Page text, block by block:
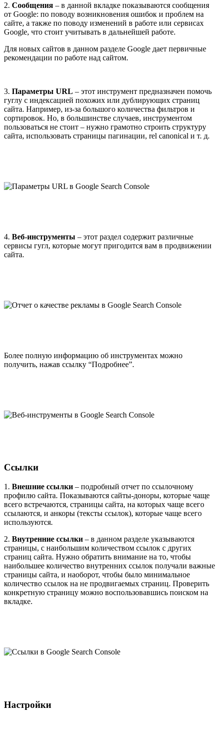
2. Сообщения – в данной вкладке показываются сообщения
от Google: по поводу возникновения ошибок и проблем на
сайте, а также по поводу изменений в работе или сервисах
Google, что стоит учитывать в дальнейшей работе.
Для новых сайтов в данном разделе Google дает первичные
рекомендации по работе над сайтом.
3. Параметры URL – этот инструмент предназначен помочь
гуглу с индексацией похожих или дублирующих страниц
сайта. Например, из-за большого количества фильтров и
сортировок. Но, в большинстве случаев, инструментом
пользоваться не стоит – нужно грамотно строить структуру
сайта, использовать страницы пагинации, rel canonical и т. д.
4. Веб-инструменты – этот раздел содержит различные
сервисы гугл, которые могут пригодится вам в продвижении
сайта.
Более полную информацию об инструментах можно
получить, нажав ссылку “Подробнее”.
Ссылки
1. Внешние ссылки – подробный отчет по ссылочному
профилю сайта. Показываются сайты-доноры, которые чаще
всего встречаются, страницы сайта, на которых чаще всего
ссылаются, и анкоры (тексты ссылок), которые чаще всего
используются.
2. Внутренние ссылки – в данном разделе указываются
страницы, с наибольшим количеством ссылок с других
страниц сайта. Нужно обратить внимание на то, чтобы
наибольшее количество внутренних ссылок получали важные
страницы сайта, и наоборот, чтобы было минимальное
количество ссылок на не продвигаемых страниц. Проверить
конкретную страницу можно воспользовавшись поиском на
вкладке.
Настройки